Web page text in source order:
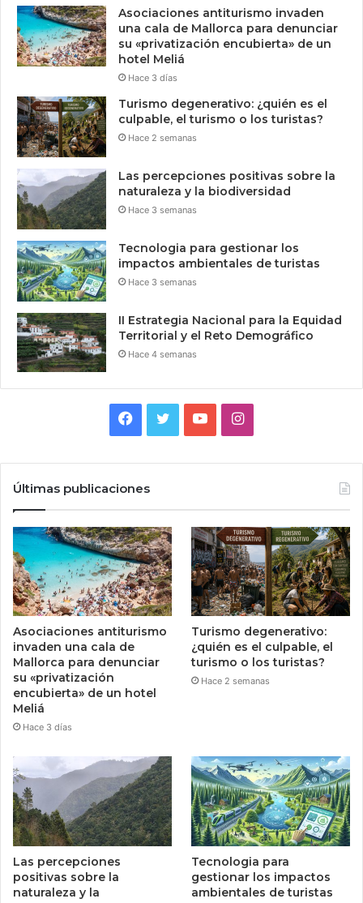
Asociaciones antiturismo invaden
una cala de Mallorca para denunciar
su «privatización encubierta» de un
hotel Meliá
Hace 3 días
Turismo degenerativo: ¿quién es el
culpable, el turismo o los turistas?
Hace 2 semanas
Las percepciones positivas sobre la
naturaleza y la biodiversidad
Hace 3 semanas
Tecnologia para gestionar los
impactos ambientales de turistas
Hace 3 semanas
II Estrategia Nacional para la Equidad
Territorial y el Reto Demográfico
Hace 4 semanas
Facebook
TwitterYouTubeInstagram
Últimas publicaciones
Asociaciones antiturismo
invaden una cala de
Mallorca para denunciar
su «privatización
encubierta» de un hotel
Meliá
Hace 3 días
Turismo degenerativo:
¿quién es el culpable, el
turismo o los turistas?
Hace 2 semanas
Las percepciones
positivas sobre la
naturaleza y la
Tecnologia para
gestionar los impactos
ambientales de turistas